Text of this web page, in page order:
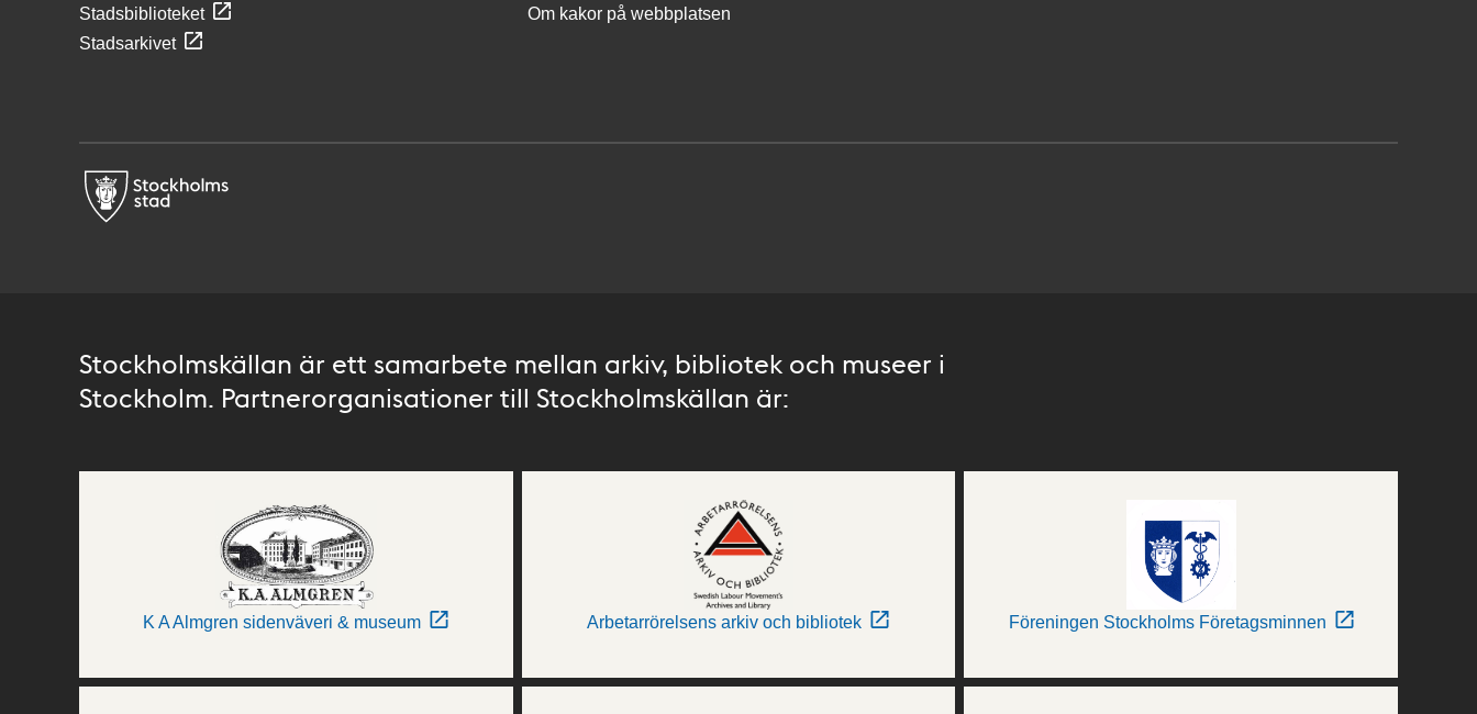
Stadsbiblioteket
Stadsarkivet
Om kakor på webbplatsen
Stockholmskällan är ett samarbete mellan arkiv, bibliotek och museer i
Stockholm. Partnerorganisationer till Stockholmskällan är:
K A Almgren sidenväveri & museum Arbetarrörelsens arkiv och bibliotek Föreningen Stockholms Företagsminnen